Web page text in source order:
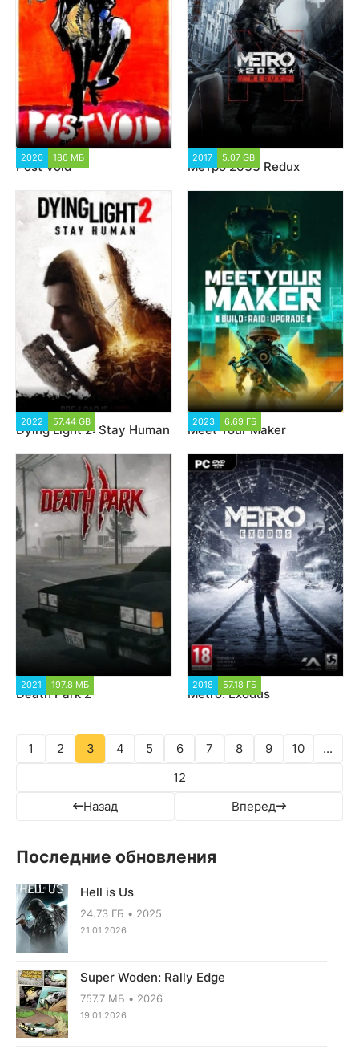
2020 186 МБ
Post Void
2017 5.07 GB
Mетро 2033 Redux
2022 57.44 GB
Dying Light 2: Stay Human
2023 6.69 ГБ
Meet Your Maker
2021 197.8 МБ
Death Park 2
2018 57.18 ГБ
Metro: Exodus
Назад
1 2 3 4 5 6 7 8 9 10
...
12
Вперед
Последние обновления
Hell is Us
24.73 ГБ 2025
21.01.2026
Super Woden: Rally Edge
757.7 МБ 2026
19.01.2026